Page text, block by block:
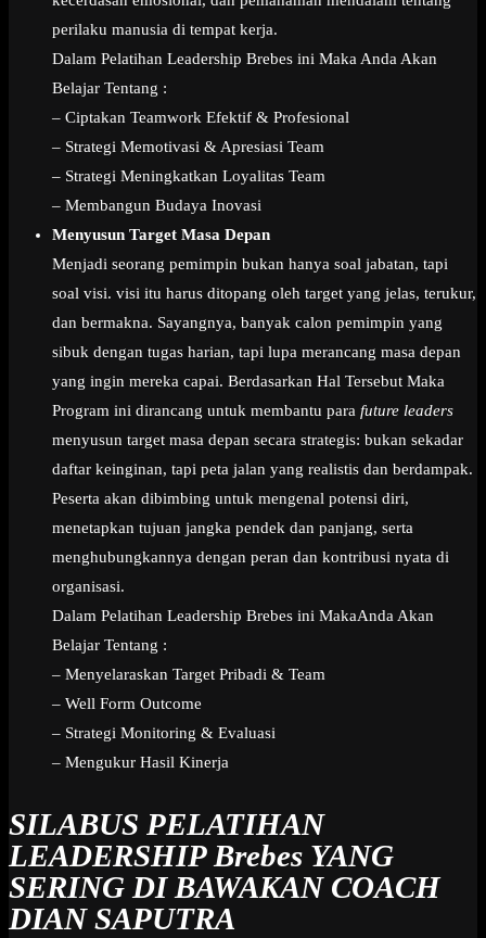
perilaku manusia di tempat kerja.
Dalam Pelatihan Leadership Brebes ini Maka Anda Akan
Belajar Tentang :
– Ciptakan Teamwork Efektif & Profesional
– Strategi Memotivasi & Apresiasi Team
– Strategi Meningkatkan Loyalitas Team
– Membangun Budaya Inovasi
Menyusun Target Masa Depan
Menjadi seorang pemimpin bukan hanya soal jabatan, tapi
soal visi. visi itu harus ditopang oleh target yang jelas, terukur,
dan bermakna. Sayangnya, banyak calon pemimpin yang
sibuk dengan tugas harian, tapi lupa merancang masa depan
yang ingin mereka capai. Berdasarkan Hal Tersebut Maka
Program ini dirancang untuk membantu para future leaders
menyusun target masa depan secara strategis: bukan sekadar
daftar keinginan, tapi peta jalan yang realistis dan berdampak.
Peserta akan dibimbing untuk mengenal potensi diri,
menetapkan tujuan jangka pendek dan panjang, serta
menghubungkannya dengan peran dan kontribusi nyata di
organisasi.
Dalam Pelatihan Leadership Brebes ini MakaAnda Akan
Belajar Tentang :
– Menyelaraskan Target Pribadi & Team
– Well Form Outcome
– Strategi Monitoring & Evaluasi
– Mengukur Hasil Kinerja
SILABUS PELATIHAN
LEADERSHIP Brebes YANG
SERING DI BAWAKAN COACH
DIAN SAPUTRA